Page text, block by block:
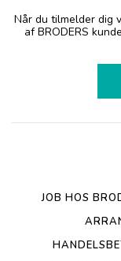
Når du tilmelder dig
af BRODERS
JOB HOS